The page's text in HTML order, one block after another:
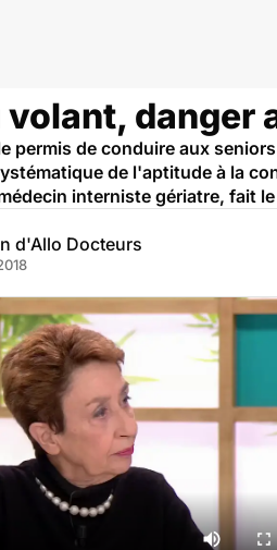
volant, danger
permis de conduire aux
de l'aptitude à la
interniste gériatre, fait
d'Allo Docteurs